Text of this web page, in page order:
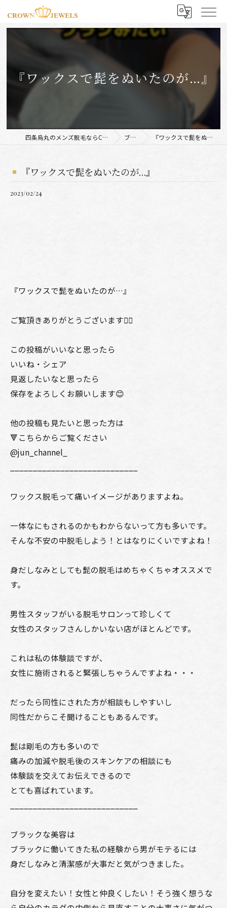
『ワックスで髭をぬいたのが…』
四条烏丸のメンズ脱毛ならCROWN JEWELS ブログ 『ワックスで髭をぬいたのが…』
『ワックスで髭をぬいたのが…』
2023/02/24
『ワックスで髭をぬいたのが…』
ご覧頂きありがとうございます🙇‍♂️
この投稿がいいなと思ったら
いいね・シェア
見返したいなと思ったら
保存をよろしくお願いします😊
他の投稿も見たいと思った方は
🔻こちらからご覧ください
@jun_channel_
ワックス脱毛って痛いイメージがありますよね。
一体なにもされるのかもわからないって方も多いです。
そんな不安の中脱毛しよう！とはなりにくいですよね！
身だしなみとしても髭の脱毛はめちゃくちゃオススメで
す。
男性スタッフがいる脱毛サロンって珍しくて
女性のスタッフさんしかいない店がほとんどです。
これは私の体験談ですが、
女性に施術されると緊張しちゃうんですよね・・・
だったら同性にされた方が相談もしやすいし
同性だからこそ聞けることもあるんです。
髭は剛毛の方も多いので
痛みの加減や脱毛後のスキンケアの相談にも
体験談を交えてお伝えできるので
とても喜ばれています。
ブラックな美容は
ブラックに働いてきた私の経験から男がモテるには
身だしなみと清潔感が大事だと気がつきました。
自分を変えたい！女性と仲良くしたい！そう強く想うな